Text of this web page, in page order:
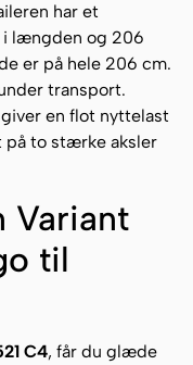
har et
i længden og 206
er på hele 206 cm.
transport.
en flot nyttelast
på to stærke aksler
Variant
til
C4, får du glæde